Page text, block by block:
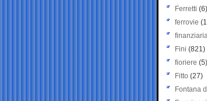
Ferretti (6)
ferrovie
Fini (821)
fioriere (5)
Fitto (27)
Fontana